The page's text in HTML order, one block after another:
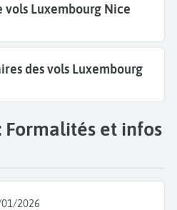
vols Luxembourg Nice
des vols Luxembourg
Formalités et infos
2026